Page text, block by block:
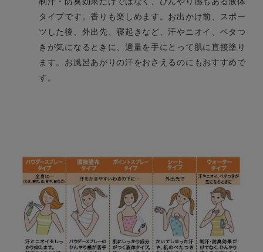
タイプです。香りも楽しめます。お出かけ前、スポー
ツした後、外出先、寝起きなど、汗やニオイ、ベタつ
きが気になるときに、適量を手にとって肌に直接塗り
ます。お風呂あがりの汗をおさえるのにもおすすめで
す。